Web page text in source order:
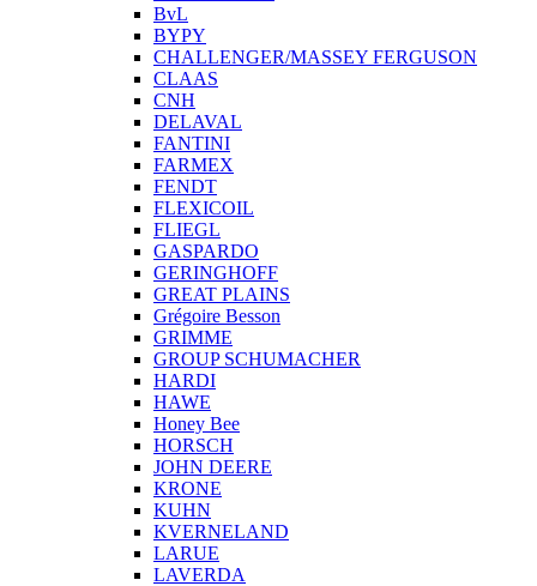
BvL
BYPY
CHALLENGER/MASSEY FERGUSON
CLAAS
CNH
DELAVAL
FANTINI
FARMEX
FENDT
FLEXICOIL
FLIEGL
GASPARDO
GERINGHOFF
GREAT PLAINS
Grégoire Besson
GRIMME
GROUP SCHUMACHER
HARDI
HAWE
Honey Bee
HORSCH
JOHN DEERE
KRONE
KUHN
KVERNELAND
LARUE
LAVERDA